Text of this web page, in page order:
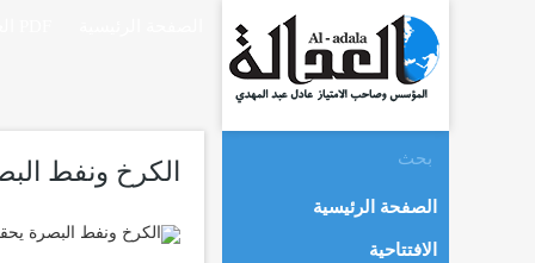
الكرخ ونفط
الصفحة الرئيسية
الافتتاحية